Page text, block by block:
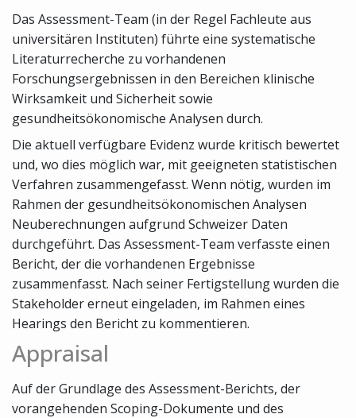
Das Assessment-Team (in der Regel Fachleute aus
universitären Instituten) führte eine systematische
Literaturrecherche zu vorhandenen
Forschungsergebnissen in den Bereichen klinische
Wirksamkeit und Sicherheit sowie
gesundheitsökonomische Analysen durch.
Die aktuell verfügbare Evidenz wurde kritisch bewertet
und, wo dies möglich war, mit geeigneten statistischen
Verfahren zusammengefasst. Wenn nötig, wurden im
Rahmen der gesundheitsökonomischen Analysen
Neuberechnungen aufgrund Schweizer Daten
durchgeführt. Das Assessment-Team verfasste einen
Bericht, der die vorhandenen Ergebnisse
zusammenfasst. Nach seiner Fertigstellung wurden die
Stakeholder erneut eingeladen, im Rahmen eines
Hearings den Bericht zu kommentieren.
Appraisal
Auf der Grundlage des Assessment-Berichts, der
vorangehenden Scoping-Dokumente und des